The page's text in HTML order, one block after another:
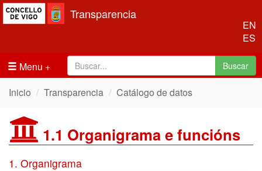
EN
ES
Transparencia
Menu Buscar
Inicio Transparencia Catálogo de datos
1.1 Organigrama e funcións
1. Organigrama